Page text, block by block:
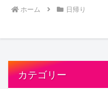
ホーム 日帰り
カテゴリー